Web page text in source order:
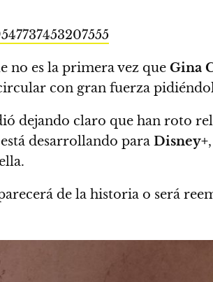
no es la primera vez que Gina
con gran fuerza
dejando claro que han roto
desarrollando para Disney+
de la historia o será